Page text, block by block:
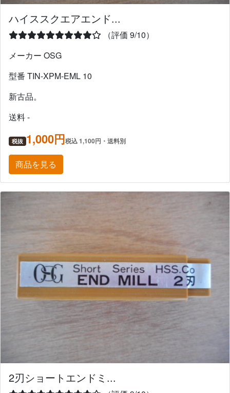
ハイススクエアエンド...
（評価 9/10）
メーカー OSG
型番 TIN-XPM-EML 10
新古品。
送料 -
税抜 1,000円税込 1,100円・送料別
商品を見る
2刃ショートエンドミ...